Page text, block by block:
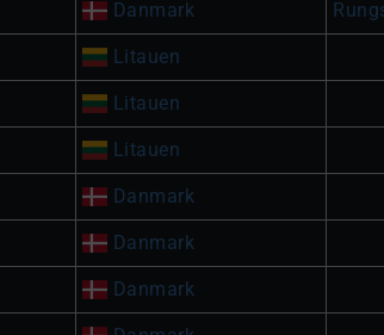
Danmark
Litauen
Litauen
Litauen
Danmark
Danmark
Danmark